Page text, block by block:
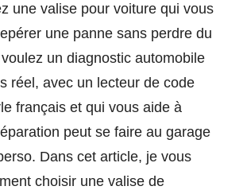
une valise pour voiture qui vous
une panne sans perdre du
un diagnostic automobile
réel, avec un lecteur de code
français et qui vous aide à
peut se faire au garage
Dans cet article, je vous
choisir une valise de